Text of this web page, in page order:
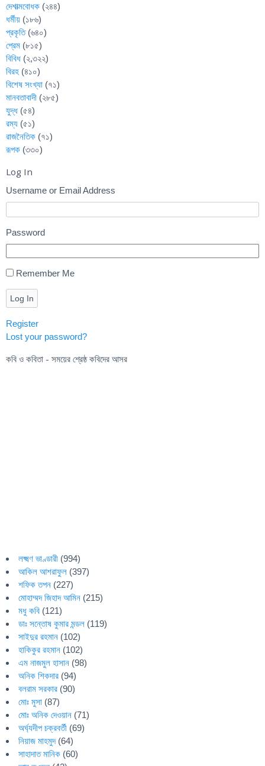
দেশাত্মবোধক (২৪৪)
ধর্মীয় (১৮৬)
প্রকৃতি(৬৪০)
প্রেম (৮১৫)
বিবিধ (২,৩২২)
বিরহ (৪১০)
বিশেষ সংখ্যা (৭১)
মানবতাবাদী (২৮৫)
যুদ্ধ (৫৪)
রম্য (৫১)
রাজনৈতিক (৭১)
রূপক (৩৩০)
Log In
Username or Email Address
Password
Remember Me
Log In
Register
Lost your password?
কবি ও কবিতা - সময়ের শ্রেষ্ঠ কবিদের আসর
লক্ষ্মণ ভাণ্ডারী (994)
আকিল আশরাফুল (397)
শফিক তপন (227)
মোহাম্মদ জিহাদ আমিন (215)
মধু কবি (121)
ডাঃ সন্তোষ কুমার মন্ডল (119)
সাইদুর রহমান (102)
হাকিকুর রহমান (102)
এম নাজমুল হাসান (98)
অনিক শিকদার (94)
বলরাম সরকার (90)
মোঃ মুসা (87)
মোঃ অনিক দেওয়ান (71)
অর্ঘ্যদীপ চক্রবর্তী (69)
নিয়াজ মাহমুদ(64)
সাহাদাত মানিক (60)